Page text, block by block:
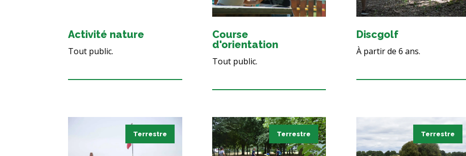
Activité nature
Tout public.
Course
d'orientation
Tout public.
Discgolf
À partir de 6 ans.
Terrestre Terrestre Terrestre